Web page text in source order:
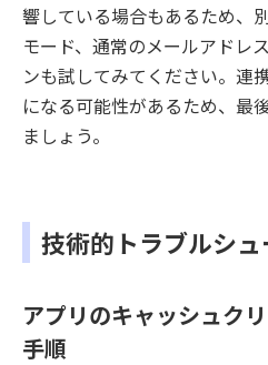
響している場合もあるため、
モード、通常のメールアドレ
ンも試してみてください。連
になる可能性があるため、最
ましょう。
技術的トラブルシ
アプリのキャッシュク
手順